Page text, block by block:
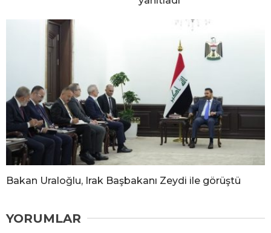
Bakan Uraloğlu, Irak Başbakanı Zeydi ile görüştü
YORUMLAR